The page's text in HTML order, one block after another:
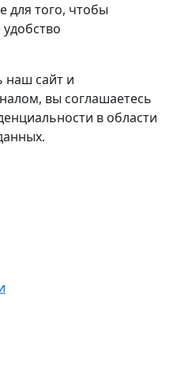
для того, чтобы
наш сайт и
вы соглашаетесь
в области